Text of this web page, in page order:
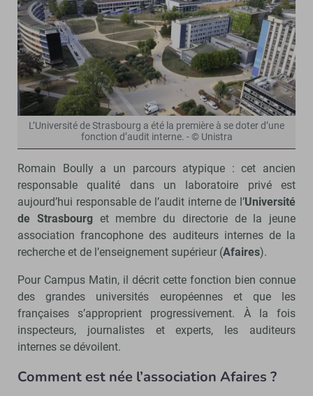
L’Université de Strasbourg a été la première à se doter d’une
fonction d’audit interne. - © Unistra
Romain Boully a un parcours atypique : cet ancien
responsable qualité dans un laboratoire privé est
aujourd’hui responsable de l’audit interne de l’Université
de Strasbourget membre du directorie de la jeune
association francophone des auditeurs internes de la
recherche et de l’enseignement supérieur (Afaires).
Pour Campus Matin, il décrit cette fonction bien connue
des grandes universités européennes et que les
françaises s’approprient progressivement. À la fois
inspecteurs, journalistes et experts, les auditeurs
internes se dévoilent.
Comment est née l’association Afaires ?